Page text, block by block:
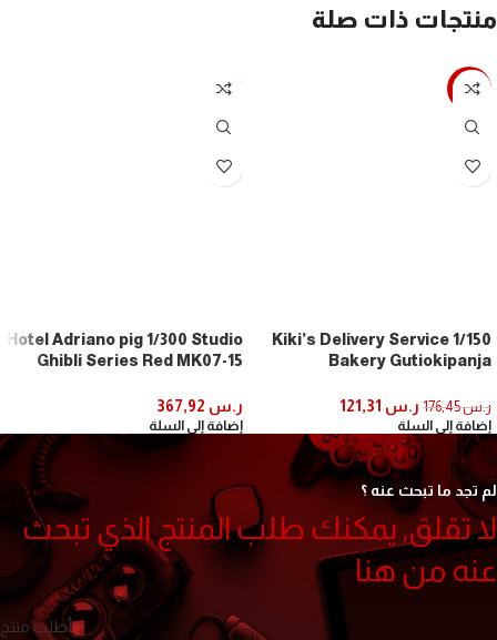
منتجات ذات صلة
-31%
1/150 Kiki’s Delivery Service
Bakery Gutiokipanja
Kits Mk07-02
ر.س176,45 ر.س
إضافة إلى السلة
Hotel Adriano pig 1/300 Studio
Ghibli Series Red MK07-15
ر.س
إضافة إلى السلة
لم تجد ما تبحث عنه ؟
لا تقلق, يمكنك طلب المنتج الذي تبحث
عنه من هنا
أطلب منتج